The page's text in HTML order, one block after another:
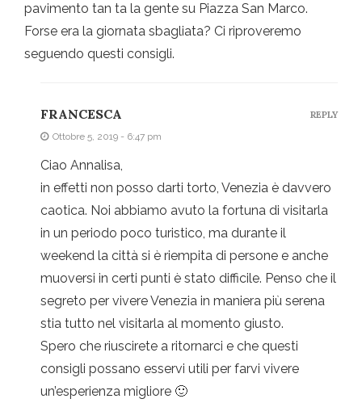
pavimento tan ta la gente su Piazza San Marco.
Forse era la giornata sbagliata? Ci riproveremo
seguendo questi consigli.
FRANCESCA
Ottobre 5, 2019 - 6:47 pm
Ciao Annalisa,
in effetti non posso darti torto, Venezia è davvero
caotica. Noi abbiamo avuto la fortuna di visitarla
in un periodo poco turistico, ma durante il
weekend la città si è riempita di persone e anche
muoversi in certi punti è stato difficile. Penso che il
segreto per vivere Venezia in maniera più serena
stia tutto nel visitarla al momento giusto.
Spero che riuscirete a ritornarci e che questi
consigli possano esservi utili per farvi vivere
un’esperienza migliore 🙂
REPLY